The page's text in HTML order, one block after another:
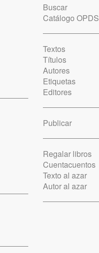
Buscar
Catálogo OPDS
Textos
Títulos
Autores
Etiquetas
Editores
Publicar
Regalar libros
Cuentacuentos
Texto al azar
Autor al azar